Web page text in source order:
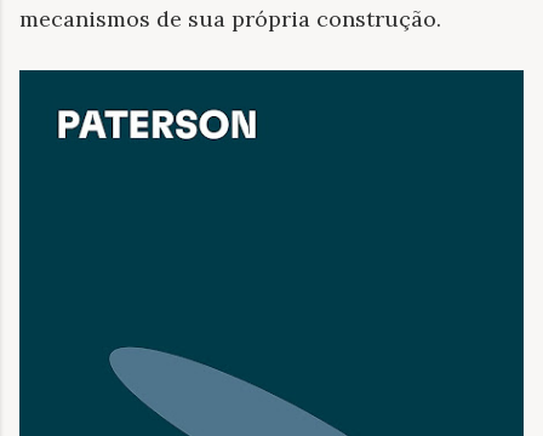
mecanismos de sua própria construção.